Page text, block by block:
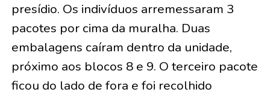
presídio. Os indivíduos arremessaram 3
pacotes por cima da muralha. Duas
embalagens caíram dentro da unidade,
próximo aos blocos 8 e 9. O terceiro pacote
ficou do lado de fora e foi recolhido